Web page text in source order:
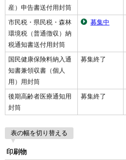
産）申告書送付用封筒
市民税・県民税・森林
環境税（普通徴収）納
税通知書送付用封筒
募集中
国民健康保険料納入通
知書兼領収書（個人
用）用封筒
募集終了
後期高齢者医療通知用
封筒
募集終了
表の幅を切り替える
印刷物